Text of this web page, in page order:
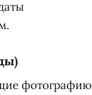
фотографию